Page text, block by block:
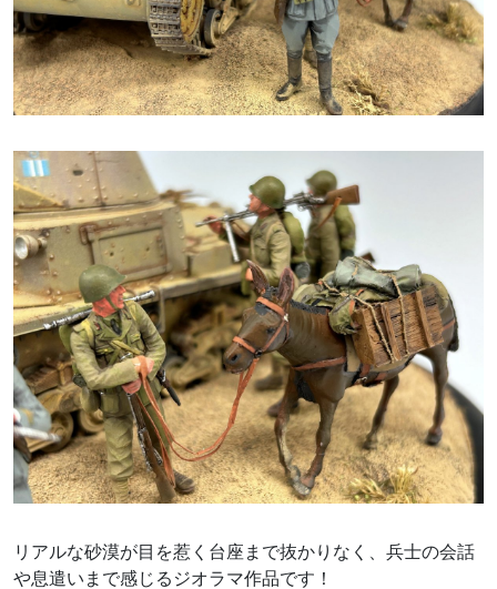
リアルな砂漠が目を惹く台座まで抜かりなく、兵士の会話
や息遣いまで感じるジオラマ作品です！